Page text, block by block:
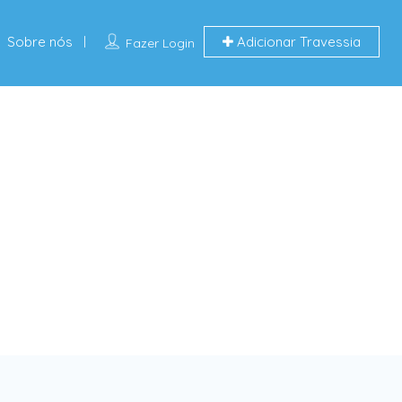
Fazer Login Adicionar Travessia
Sobre nós